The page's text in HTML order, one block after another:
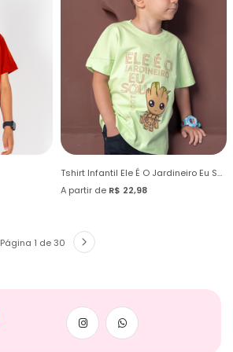
Tshirt Infantil Ele É O Jardineiro Eu Sou Groot
A partir de R$ 22,98
Página 1 de 30